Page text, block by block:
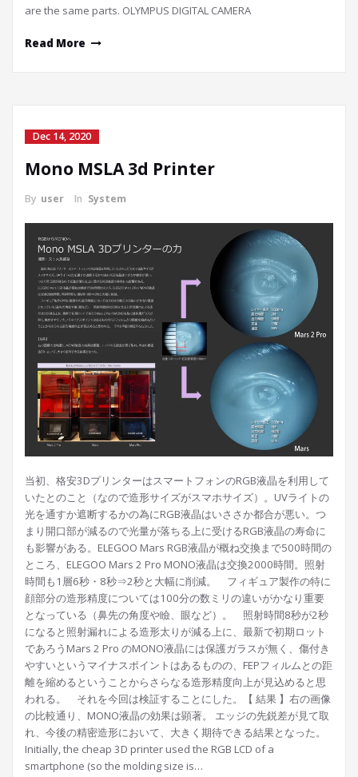
are the same parts. OLYMPUS DIGITAL CAMERA
Read More
Dec 14, 2020
Mono MSLA 3d Printer
By user In System
当初、格安3DプリンターはスマートフォンのRGB液晶を利用して
いたとのこと（なので造形サイズがスマホサイズ）。UVライトの
光を通すか遮断するかの為にRGB液晶はいささか都合が悪い。つ
まり開口部が減るので光量が落ちる上に受けるRGB液晶の寿命に
も影響がある。ELEGOO Mars RGB液晶が概ね交換まで500時間の
ところ、ELEGOO Mars 2 Pro MONO液晶は交換2000時間。照射
時間も1層6秒・8秒⇒2秒と大幅に削減。 フィギュア製作の特に
顔部分の造形精度については100分の数ミリの違いがかなり重要
となっている（鼻先の角度や瞼、眼など）。 照射時間8秒が2秒
になると照射漏れによる造形太りが減る上に、最新で初期ロット
であろうMars 2 Pro のMONO液晶には保護ガラスが無く、傷付き
やすいというマイナスポイントはあるものの、FEPフィルムとの距
離を縮めるということからさらなる造形精度向上が見込めると思
われる。 それを今回は検証することにした。【 結果 】右の画像
の比較通り、MONO液晶の効果は顕著。 エッジの先鋭差が見て取
れ、今後の精密造形において、大きく期待できる結果となった。
Initially, the cheap 3D printer used the RGB LCD of a
smartphone (so the molding size is…